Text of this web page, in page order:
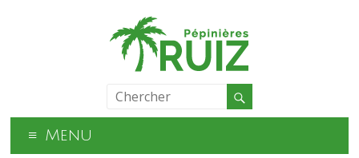
Menu